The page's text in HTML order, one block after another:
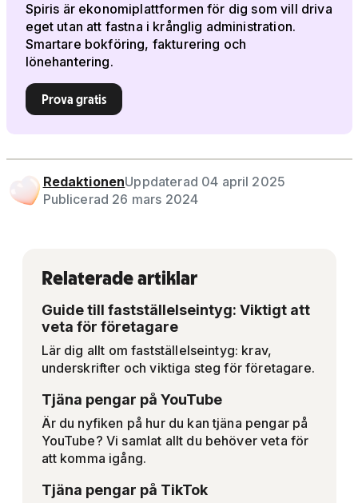
Spiris är ekonomiplattformen för dig som vill driva
eget utan att fastna i krånglig administration.
Smartare bokföring, fakturering och
lönehantering.
Prova gratis
RedaktionenUppdaterad 04 april 2025
Publicerad 26 mars 2024
Relaterade artiklar
Guide till fastställelseintyg: Viktigt att
veta för företagare
Lär dig allt om fastställelseintyg: krav,
underskrifter och viktiga steg för företagare.
Tjäna pengar på YouTube
Är du nyfiken på hur du kan tjäna pengar på
YouTube? Vi samlat allt du behöver veta för
att komma igång.
Tjäna pengar på TikTok